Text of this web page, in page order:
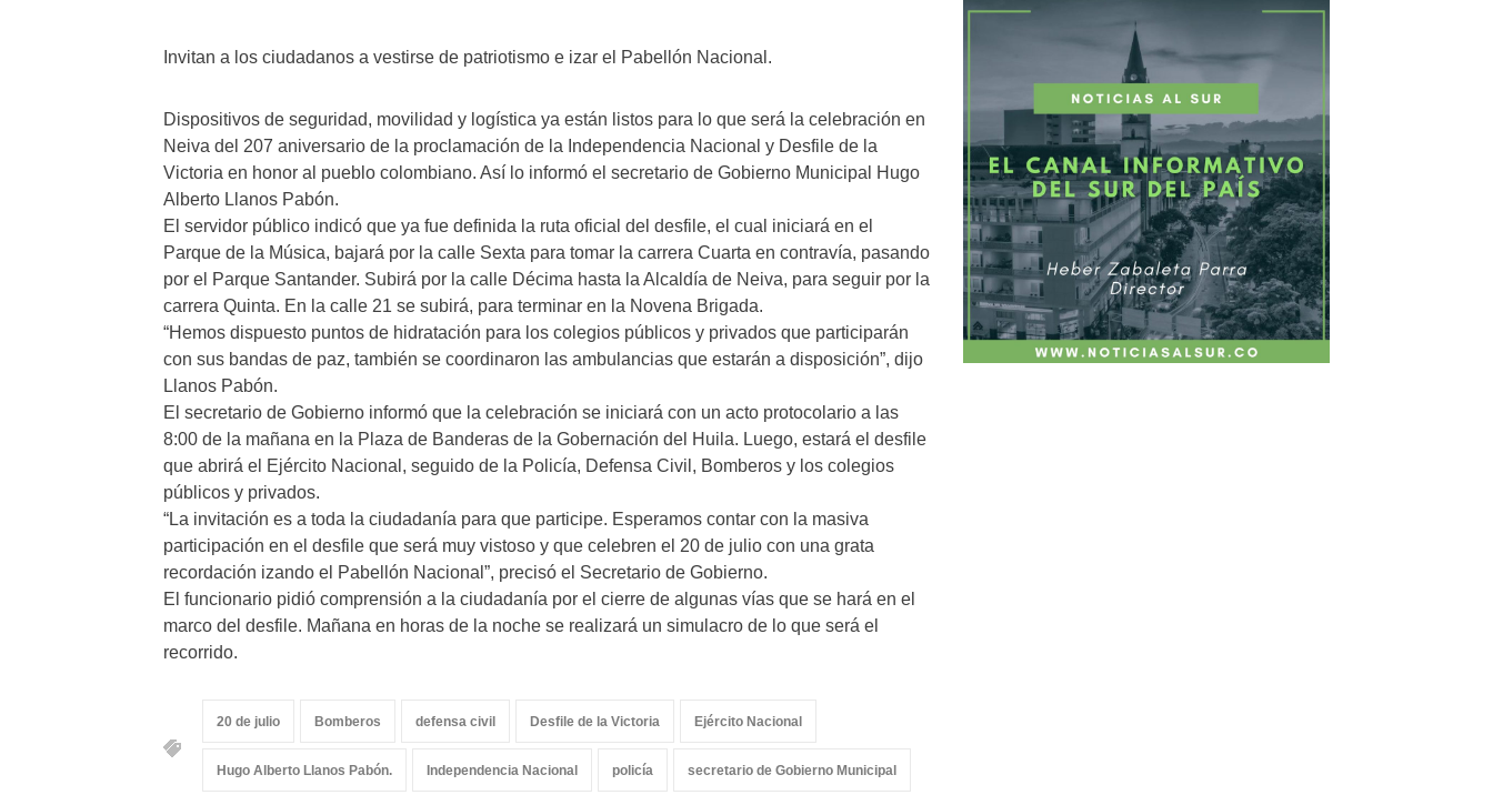
Invitan a los ciudadanos a vestirse de patriotismo e izar el Pabellón Nacional.
Dispositivos de seguridad, movilidad y logística ya están listos para lo que será la celebración en
Neiva del 207 aniversario de la proclamación de la Independencia Nacional y Desfile de la
Victoria en honor al pueblo colombiano. Así lo informó el secretario de Gobierno Municipal Hugo
Alberto Llanos Pabón.
El servidor público indicó que ya fue definida la ruta oficial del desfile, el cual iniciará en el
Parque de la Música, bajará por la calle Sexta para tomar la carrera Cuarta en contravía, pasando
por el Parque Santander. Subirá por la calle Décima hasta la Alcaldía de Neiva, para seguir por la
carrera Quinta. En la calle 21 se subirá, para terminar en la Novena Brigada.
“Hemos dispuesto puntos de hidratación para los colegios públicos y privados que participarán
con sus bandas de paz, también se coordinaron las ambulancias que estarán a disposición”, dijo
Llanos Pabón.
El secretario de Gobierno informó que la celebración se iniciará con un acto protocolario a las
8:00 de la mañana en la Plaza de Banderas de la Gobernación del Huila. Luego, estará el desfile
que abrirá el Ejército Nacional, seguido de la Policía, Defensa Civil, Bomberos y los colegios
públicos y privados.
“La invitación es a toda la ciudadanía para que participe. Esperamos contar con la masiva
participación en el desfile que será muy vistoso y que celebren el 20 de julio con una grata
recordación izando el Pabellón Nacional”, precisó el Secretario de Gobierno.
El funcionario pidió comprensión a la ciudadanía por el cierre de algunas vías que se hará en el
marco del desfile. Mañana en horas de la noche se realizará un simulacro de lo que será el
recorrido.
20 de julio Bomberos defensa civil Desfile de la Victoria Ejército Nacional
Hugo Alberto Llanos Pabón. Independencia Nacional policía secretario de Gobierno Municipal